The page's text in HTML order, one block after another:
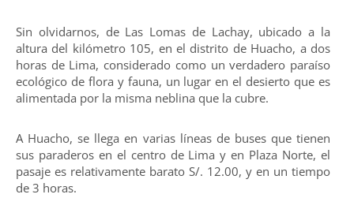
Sin olvidarnos, de Las Lomas de Lachay, ubicado a la
altura del kilómetro 105, en el distrito de Huacho, a dos
horas de Lima, considerado como un verdadero paraíso
ecológico de flora y fauna, un lugar en el desierto que es
alimentada por la misma neblina que la cubre.
A Huacho, se llega en varias líneas de buses que tienen
sus paraderos en el centro de Lima y en Plaza Norte, el
pasaje es relativamente barato S/. 12.00, y en un tiempo
de 3 horas.